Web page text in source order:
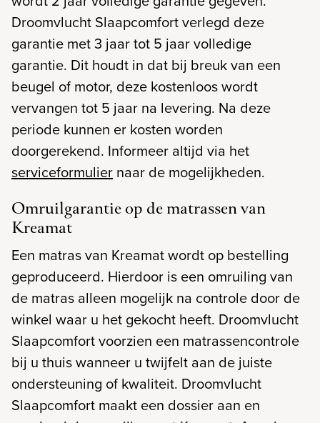
Droomvlucht Slaapcomfort verlegd deze
garantie met 3 jaar tot 5 jaar volledige
garantie. Dit houdt in dat bij breuk van een
beugel of motor, deze kostenloos wordt
vervangen tot 5 jaar na levering. Na deze
periode kunnen er kosten worden
doorgerekend. Informeer altijd via het
serviceformulier naar de mogelijkheden.
Omruilgarantie op de matrassen van
Kreamat
Een matras van Kreamat wordt op bestelling
geproduceerd. Hierdoor is een omruiling van
de matras alleen mogelijk na controle door de
winkel waar u het gekocht heeft. Droomvlucht
Slaapcomfort voorzien een matrassencontrole
bij u thuis wanneer u twijfelt aan de juiste
ondersteuning of kwaliteit. Droomvlucht
Slaapcomfort maakt een dossier aan en